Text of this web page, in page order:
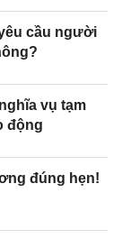
cầu người
vụ tạm
động
đúng hẹn!